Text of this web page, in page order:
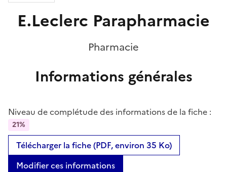
E.Leclerc Parapharmacie
Pharmacie
Informations générales
Niveau de complétude des informations de la fiche :
21%
Télécharger la fiche (PDF, environ 35 Ko)
Modifier ces informations